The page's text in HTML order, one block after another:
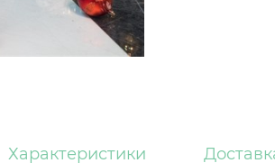
Характеристики